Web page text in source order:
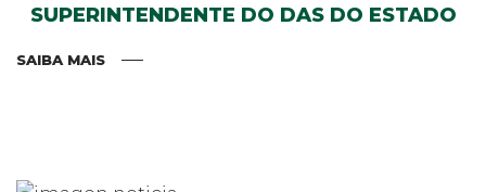
SUPERINTENDENTE DO DAS DO ESTADO
SAIBA MAIS